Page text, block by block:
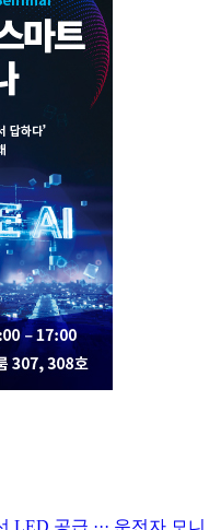
공급 ··· 운전자 모니